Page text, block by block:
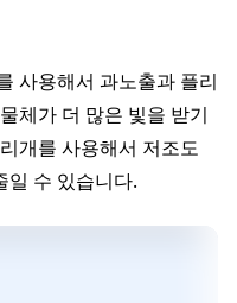
사용해서 과노출과 플리
체가 더 많은 빛을 받기
개를 사용해서 저조도
일 수 있습니다.